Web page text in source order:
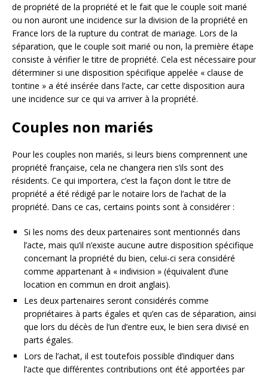
de propriété de la propriété et le fait que le couple soit marié
ou non auront une incidence sur la division de la propriété en
France lors de la rupture du contrat de mariage. Lors de la
séparation, que le couple soit marié ou non, la première étape
consiste à vérifier le titre de propriété. Cela est nécessaire pour
déterminer si une disposition spécifique appelée « clause de
tontine » a été insérée dans l’acte, car cette disposition aura
une incidence sur ce qui va arriver à la propriété.
Couples non mariés
Pour les couples non mariés, si leurs biens comprennent une
propriété française, cela ne changera rien s’ils sont des
résidents. Ce qui importera, c’est la façon dont le titre de
propriété a été rédigé par le notaire lors de l’achat de la
propriété. Dans ce cas, certains points sont à considérer :
Si les noms des deux partenaires sont mentionnés dans
l’acte, mais qu’il n’existe aucune autre disposition spécifique
concernant la propriété du bien, celui-ci sera considéré
comme appartenant à « indivision » (équivalent d’une
location en commun en droit anglais).
Les deux partenaires seront considérés comme
propriétaires à parts égales et qu’en cas de séparation, ainsi
que lors du décès de l’un d’entre eux, le bien sera divisé en
parts égales.
Lors de l’achat, il est toutefois possible d’indiquer dans
l’acte que différentes contributions ont été apportées par